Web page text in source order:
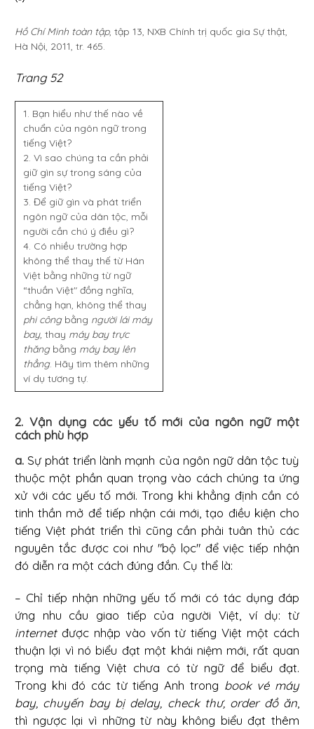
Hồ Chí Minh toàn tập, tập 13, NXB Chính trị quốc gia Sự thật,
Hà Nội, 2011, tr. 465.
Trang 52
1. Bạn hiểu như thế nào về
chuẩn của ngôn ngữ trong
tiếng Việt?
2. Vì sao chúng ta cần phải
giữ gìn sự trong sáng của
tiếng Việt?
3. Để giữ gìn và phát triển
ngôn ngữ của dân tộc, mỗi
người cần chú ý điều gì?
4. Có nhiều trường hợp
không thể thay thế từ Hán
Việt bằng những từ ngữ
“thuần Việt" đồng nghĩa,
chẳng hạn, không thể thay
phi côngbằng người lái máy
bay, thay máy bay trực
thăng bằng máy bay lên
thẳng. Hãy tìm thêm những
ví dụ tương tự.
2. Vận dụng các yếu tố mới của ngôn ngữ một
cách phù hợp
a. Sự phát triển lành mạnh của ngôn ngữ dân tộc tuỳ
thuộc một phần quan trọng vào cách chúng ta ứng
xử với các yếu tố mới. Trong khi khẳng định cần có
tinh thần mở để tiếp nhận cái mới, tạo điều kiện cho
tiếng Việt phát triển thì cũng cần phải tuân thủ các
nguyên tắc được coi như "bộ lọc" để việc tiếp nhận
đó diễn ra một cách đúng đắn. Cụ thể là:
– Chỉ tiếp nhận những yếu tố mới có tác dụng đáp
ứng nhu cầu giao tiếp của người Việt, ví dụ: từ
internet được nhập vào vốn từ tiếng Việt một cách
thuận lợi vì nó biểu đạt một khái niệm mới, rất quan
trọng mà tiếng Việt chưa có từ ngữ để biểu đạt.
Trong khi đó các từ tiếng Anh trong book vé máy
bay, chuyến bay bị delay, check thư, order đồ ăn,
thì ngược lại vì những từ này không biểu đạt thêm